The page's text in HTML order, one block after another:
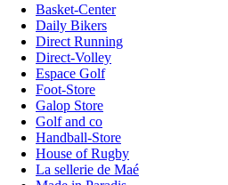
Basket-Center
Daily Bikers
Direct Running
Direct-Volley
Espace Golf
Foot-Store
Galop Store
Golf and co
Handball-Store
House of Rugby
La sellerie de Maé